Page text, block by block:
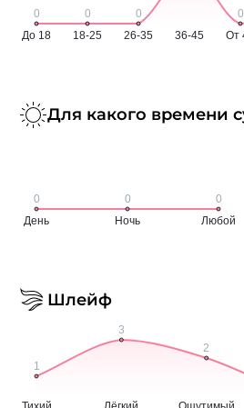
Для какого времени
Шлейф